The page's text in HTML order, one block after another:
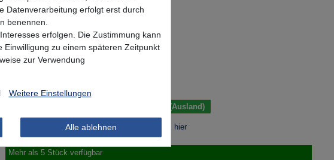
Motoroil UV Pink Opal
UVP 7,49 €
6,74 EUR*
Lieferzeit 1-3 Tage (Deutschland); 3-7 Tage (Ausland)
Informationen zur Berechnung des Liefertermins hier
Mehr als 5 Stück verfügbar
Datenverarbeitung erfolgt erst durch
benennen.
erfolgen. Die Zustimmung kann
zu einem späteren Zeitpunkt
zur Verwendung
Weitere Einstellungen
Alle ablehnen